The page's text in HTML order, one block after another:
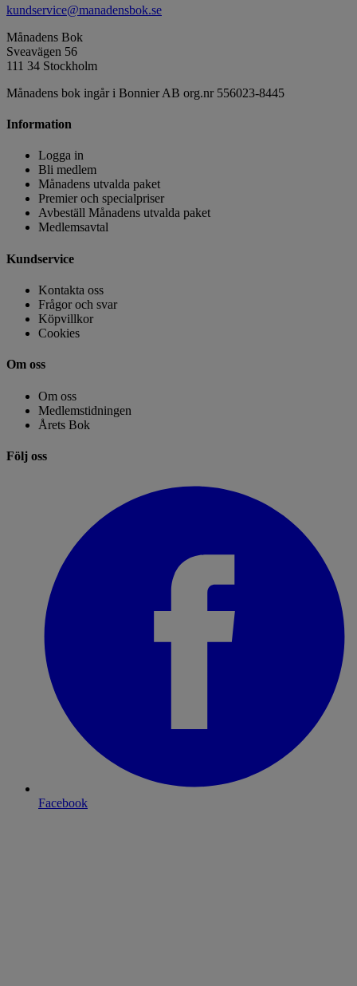
kundservice@manadensbok.se
Månadens Bok
Sveavägen 56
111 34 Stockholm
Månadens bok ingår i Bonnier AB org.nr 556023-8445
Information
Logga in
Bli medlem
Månadens utvalda paket
Premier och specialpriser
Avbeställ Månadens utvalda paket
Medlemsavtal
Kundservice
Kontakta oss
Frågor och svar
Köpvillkor
Cookies
Om oss
Om oss
Medlemstidningen
Årets Bok
Följ oss
Facebook